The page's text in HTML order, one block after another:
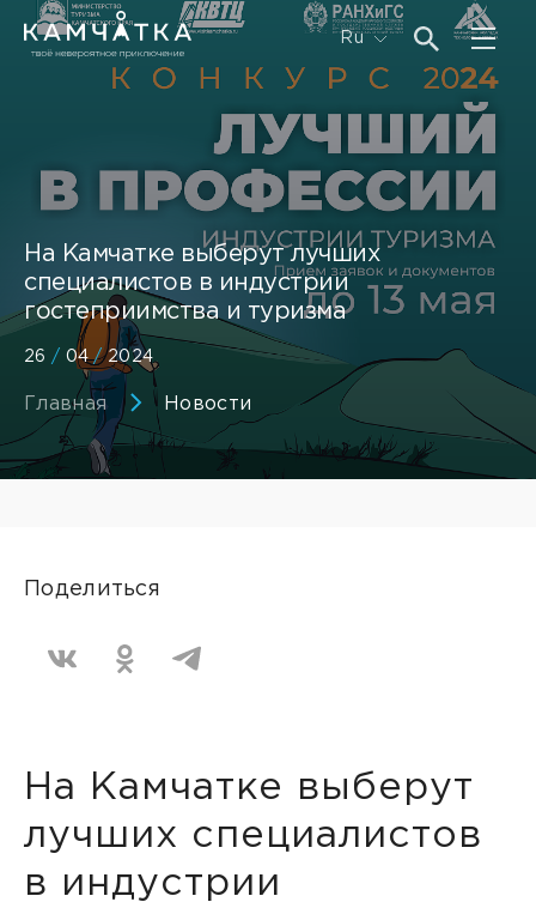
Ru
На Камчатке выберут лучших
специалистов в индустрии
гостеприимства и туризма
26 / 04/2024
Главная Новости
Поделиться
На Камчатке выберут
лучших специалистов
в индустрии